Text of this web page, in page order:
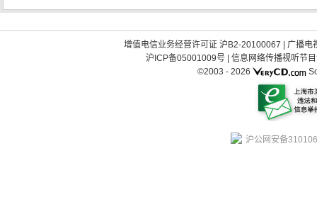
增值电信业务经营许可证 沪B2-20100067
广播电
沪ICP备05001009号| 信息网络传播视听节
©2003 - 2026
沪公网安备